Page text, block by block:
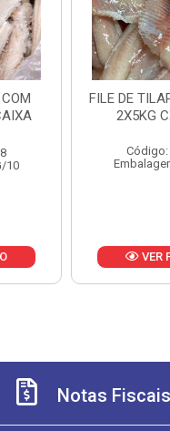
10
FILE DE
2X5KG
Código:
VER
Notas Fiscais